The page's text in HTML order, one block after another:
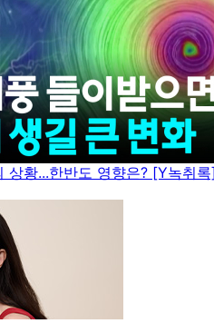
상황...한반도 영향은? [Y녹취